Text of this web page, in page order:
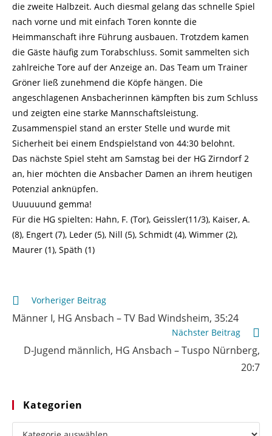
die zweite Halbzeit. Auch diesmal gelang das schnelle Spiel
nach vorne und mit einfach Toren konnte die
Heimmanschaft ihre Führung ausbauen. Trotzdem kamen
die Gäste häufig zum Torabschluss. Somit sammelten sich
zahlreiche Tore auf der Anzeige an. Das Team um Trainer
Gröner ließ zunehmend die Köpfe hängen. Die
angeschlagenen Ansbacherinnen kämpften bis zum Schluss
und zeigten eine starke Mannschaftsleistung.
Zusammenspiel stand an erster Stelle und wurde mit
Sicherheit bei einem Endspielstand von 44:30 belohnt.
Das nächste Spiel steht am Samstag bei der HG Zirndorf 2
an, hier möchten die Ansbacher Damen an ihrem heutigen
Potenzial anknüpfen.
Uuuuuund gemma!
Für die HG spielten: Hahn, F. (Tor), Geissler(11/3), Kaiser, A.
(8), Engert (7), Leder (5), Nill (5), Schmidt (4), Wimmer (2),
Maurer (1), Späth (1)
Weitere
Artikel
ansehen
Vorheriger Beitrag
Männer I, HG Ansbach – TV Bad Windsheim, 35:24
Nächster Beitrag
D-Jugend männlich, HG Ansbach – Tuspo Nürnberg,
20:7
Kategorien
Kategorien